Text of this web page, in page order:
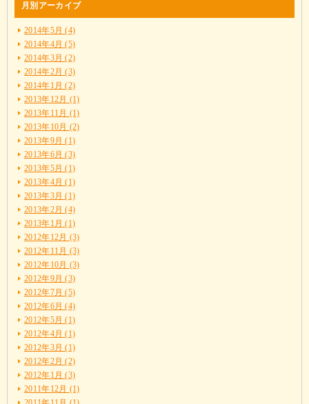
月別アーカイブ
2014年5月 (4)
2014年4月 (5)
2014年3月 (2)
2014年2月 (3)
2014年1月 (2)
2013年12月 (1)
2013年11月 (1)
2013年10月 (2)
2013年9月 (1)
2013年6月 (3)
2013年5月 (1)
2013年4月 (1)
2013年3月 (1)
2013年2月 (4)
2013年1月 (1)
2012年12月 (3)
2012年11月 (3)
2012年10月 (3)
2012年9月 (3)
2012年7月 (5)
2012年6月 (4)
2012年5月 (1)
2012年4月 (1)
2012年3月 (1)
2012年2月 (2)
2012年1月 (3)
2011年12月 (1)